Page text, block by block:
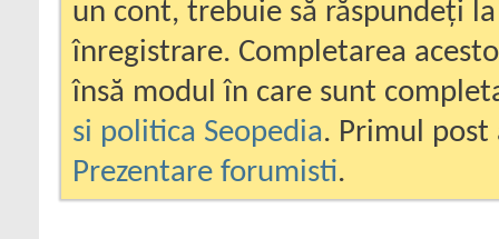
un cont, trebuie să răspundeți
înregistrare. Completarea
însă modul în care sunt
si politica Seopedia. Primul
Prezentare forumisti.